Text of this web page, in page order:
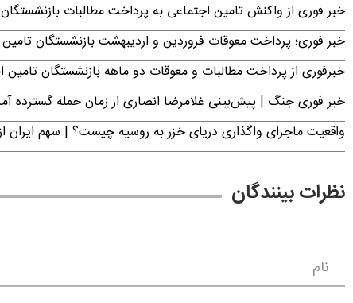
خبر فوری از واکنش تامین اجتماعی به پرداخت مطالبات بازنشستگان امروز جمعه
خبر فوری؛ پرداخت معوقات فروردین و اردیبهشت بازنشستگان
خبرفوری از پرداخت مطالبات و معوقات دو ماهه بازنشستگان تامین
خبر فوری جنگ | پیش‌بینی غلامرضا انصاری از زمان حمله گسترده
واقعیت ماجرای واگذاری دریای خزر به روسیه چیست؟ | سهم ایران
نظرات بینندگان
نام